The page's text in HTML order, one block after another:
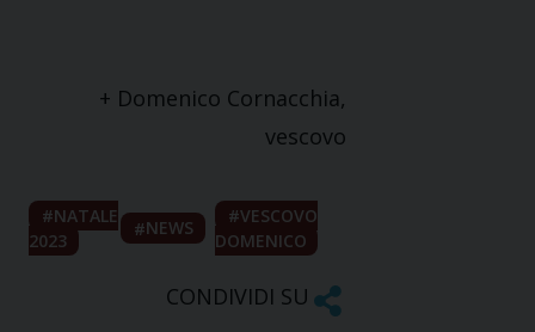
+ Domenico Cornacchia,
vescovo
NATALE
2023
NEWS
VESCOVO
DOMENICO
CONDIVIDI SU